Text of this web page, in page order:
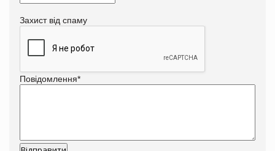
Захист від спаму
Повідомлення*